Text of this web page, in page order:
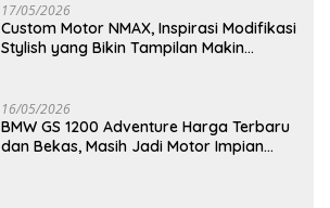
17/05/2026
Custom Motor NMAX, Inspirasi Modifikasi
Stylish yang Bikin Tampilan Makin
16/05/2026
BMW GS 1200 Adventure Harga Terbaru
dan Bekas, Masih Jadi Motor Impian